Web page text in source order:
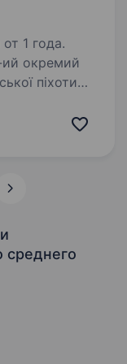
1 года.
піхоти
навали
среднего